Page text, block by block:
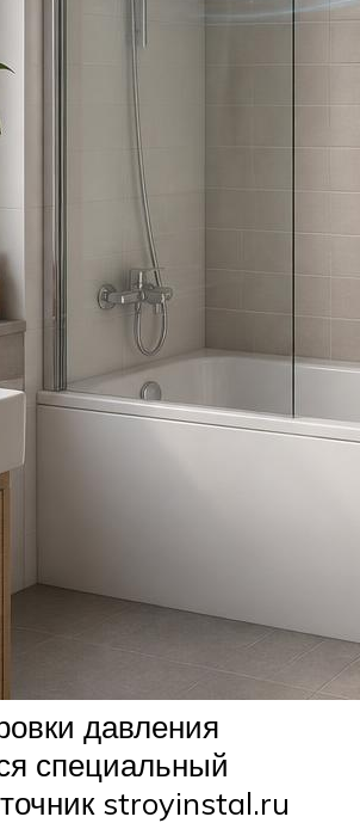
давления
специальный
stroyinstal.ru